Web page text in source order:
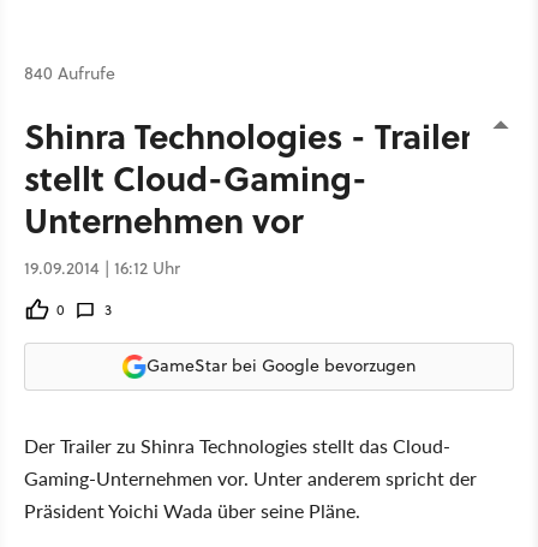
840 Aufrufe
Shinra Technologies - Trailer
stellt Cloud-Gaming-
Unternehmen vor
19.09.2014 | 16:12 Uhr
0 3
GameStar bei Google bevorzugen
Der Trailer zu Shinra Technologies stellt das Cloud-
Gaming-Unternehmen vor. Unter anderem spricht der
Präsident Yoichi Wada über seine Pläne.